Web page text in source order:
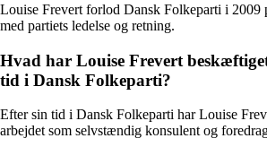
Louise Frevert forlod Dansk Folkeparti i 2009
med partiets ledelse og retning.
Hvad har Louise Frevert
tid i Dansk Folkeparti?
Efter sin tid i Dansk Folkeparti har Louise
arbejdet som selvstændig konsulent og